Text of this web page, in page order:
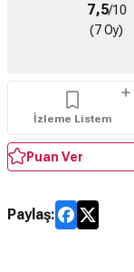
7,5/10
(7 Oy)
İzleme Listem
Puan Ver
Paylaş: